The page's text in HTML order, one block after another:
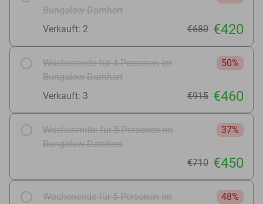
Bungalow Damhert
Verkauft: 2 €680 €420
Wochenende für 4 Personen im
Bungalow Damhert
50%
Verkauft: 3 €915 €460
Wochenmitte für 5 Personen im
Bungalow Damhert
37%
€710 €450
Wochenende für 5 Personen im
48%